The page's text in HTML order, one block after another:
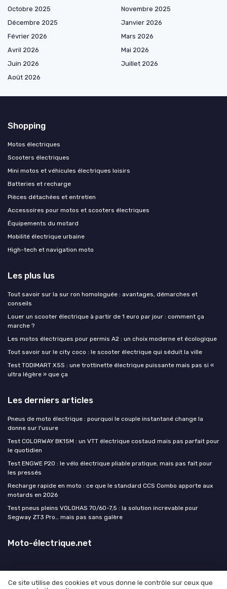
Octobre 2025
Novembre 2025
Décembre 2025
Janvier 2026
Février 2026
Mars 2026
Avril 2026
Mai 2026
Juin 2026
Juillet 2026
Août 2026
Shopping
Motos électriques
Scooters électriques
Mini motos et véhicules électriques loisirs
Batteries et recharge
Pièces détachées et entretien
Accessoires pour motos et scooters électriques
Équipements du motard
Mobilité électrique urbaine
High-tech et navigation moto
Les plus lus
Tout savoir sur la sur ron homologuée : avantages, démarches et
conseils
Louer un scooter électrique à partir de 1 euro par jour : comment ça
marche ?
Les motos électriques pour permis A2 : un choix moderne et écologique
Tout savoir sur le city coco : le scooter électrique qui séduit la ville
Test TODIMART X5S : une trottinette électrique puissante mais pas si «
ultra légère » que ça
Les derniers articles
Pneus de moto électrique : pourquoi le couple instantané change la
donne sur l'usure
Test COLORWAY BK15M : un VTT électrique costaud mais pas parfait pour
le quotidien
Test ENGWE P20 : le vélo électrique pliable pratique, mais pas fait pour
les pressés
Recharge rapide en moto : ce que le standard CCS Combo apporte aux
motards en 2026
Test pneus pleins VOLOHAS 70/60-7,5 : la solution increvable pour
Segway ZT3 Pro… mais pas sans galère
Moto-électrique.net
Ce site utilise des cookies et vous donne le contrôle sur ceux que